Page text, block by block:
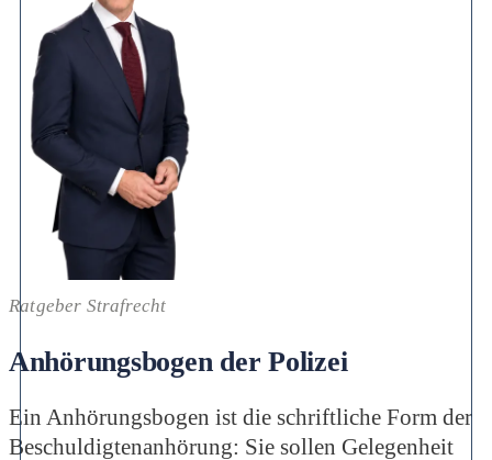
Ratgeber Strafrecht
Anhörungsbogen der Polizei
Ein Anhörungsbogen ist die schriftliche Form der
Beschuldigtenanhörung: Sie sollen Gelegenheit